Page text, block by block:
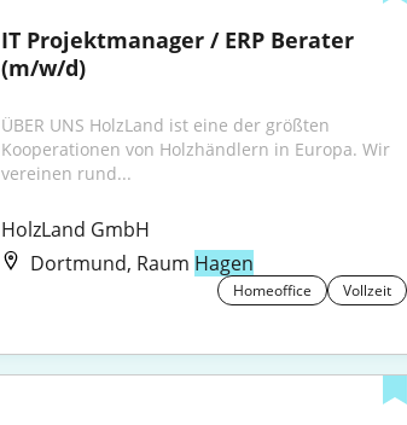
IT Projektmanager / ERP Berater
(m/w/d)
ÜBER UNS HolzLand ist eine der größten
Kooperationen von Holzhändlern in Europa. Wir
vereinen rund...
HolzLand GmbH
Dortmund, Raum Hagen
Homeoffice Vollzeit